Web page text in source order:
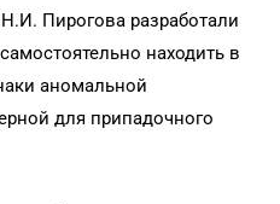
Пирогова разработали
находить в
аномальной
для припадочного